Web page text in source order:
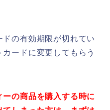
の有効期限が切れてい
ードに変更してもらう
の商品を購入する時に